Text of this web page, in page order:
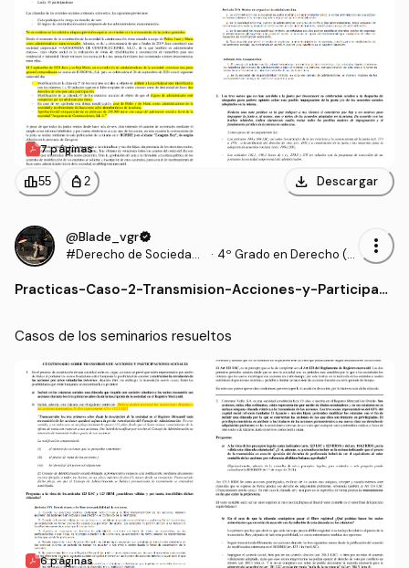
7 páginas
leaderboard55 personal_bag 2 download Descargar
@Blade_vgrverified
#Derecho de Sociedade
s
· 4º Grado en Derecho (U
more_vert
Practicas-Caso-2-Transmision-Acciones-y-Participaci
Casos de los seminarios resueltos
6 páginas